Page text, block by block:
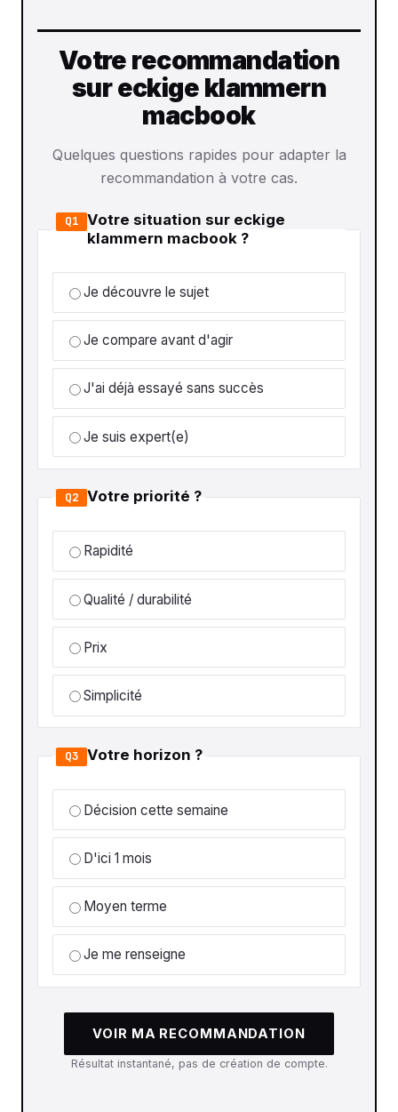
Votre recommandation
sur eckige klammern
macbook
Quelques questions rapides pour adapter la
recommandation à votre cas.
Q1 Votre situation sur eckige
klammern macbook ?
Je découvre le sujet
Je compare avant d'agir
J'ai déjà essayé sans succès
Je suis expert(e)
Q2 Votre priorité ?
Rapidité
Qualité / durabilité
Prix
Simplicité
Q3 Votre horizon ?
Décision cette semaine
D'ici 1 mois
Moyen terme
Je me renseigne
VOIR MA RECOMMANDATION
Résultat instantané, pas de création de compte.